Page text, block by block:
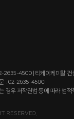
2635-4500 | 티케이케미칼 건
: 02-2635-4500
경우 저작권법 등에 따라 법적
RESERVED.